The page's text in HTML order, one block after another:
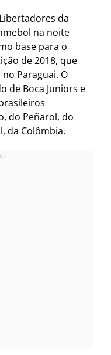
da
na noite
base para o
de 2018, que
Paraguai. O
de Boca Juniors e
do Peñarol, do
da Colômbia.